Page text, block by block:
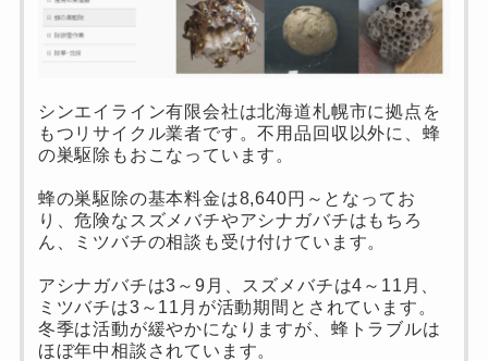
シンエイライン有限会社は北海道札幌市に拠点を
もつリサイクル業者です。不用品回収以外に、蜂
の巣駆除もおこなっています。
蜂の巣駆除の基本料金は8,640円～となってお
り、危険なスズメバチやアシナガバチはもちろ
ん、ミツバチの相談も受け付けています。
アシナガバチは3～9月、スズメバチは4～11月、
ミツバチは3～11月が活動期間とされています。
冬季は活動が緩やかになりますが、蜂トラブルは
ほぼ年中相談されています。